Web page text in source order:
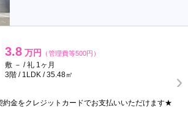
3.8 万円 （管理費等500円）
敷 － / 礼 1ヶ月
3階 / 1LDK / 35.48㎡
金をクレジットカードでお支払いいただけます★